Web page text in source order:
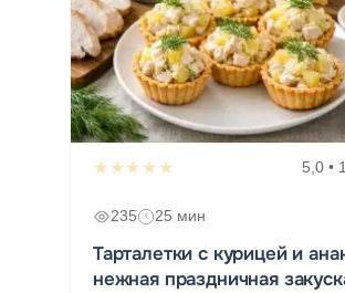
★★★★★ 5,0 •
235 25 мин
Тарталетки с курицей и
нежная праздничная